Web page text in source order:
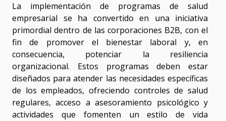
La implementación de programas de salud
empresarial se ha convertido en una iniciativa
primordial dentro de las corporaciones B2B, con el
fin de promover el bienestar laboral y, en
consecuencia, potenciar la resiliencia
organizacional. Estos programas deben estar
diseñados para atender las necesidades específicas
de los empleados, ofreciendo controles de salud
regulares, acceso a asesoramiento psicológico y
actividades que fomenten un estilo de vida